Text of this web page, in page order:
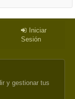
Iniciar
Sesión
y gestionar tus